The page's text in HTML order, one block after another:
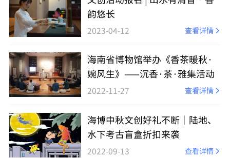
韵悠长
2023-04-12 查看详情
海南省博物馆举办《香茶暖秋·
婉风生》——沉香·茶·雅集活动
2022-11-27 查看详情
海博中秋文创好礼不断｜陆地、
水下考古盲盒折扣来袭
2022-09-13 查看详情